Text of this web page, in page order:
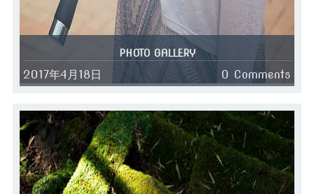
PHOTO GALLERY
2017年4月18日 0 Comments